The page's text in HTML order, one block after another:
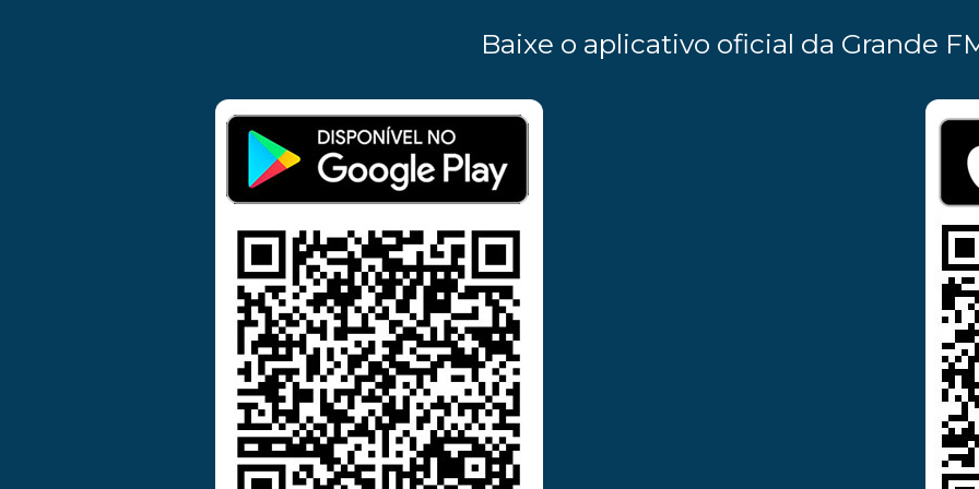
Baixe o aplicativo oficial da Grande